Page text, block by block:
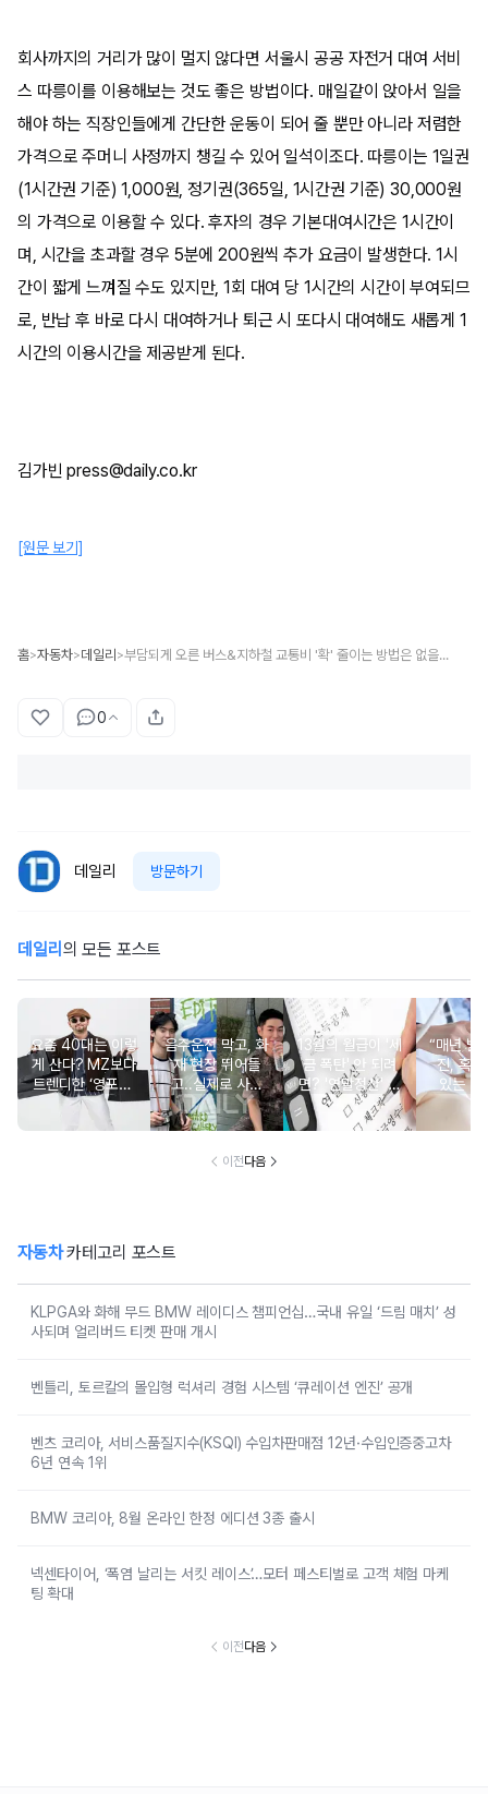
회사까지의 거리가 많이 멀지 않다면 서울시 공공 자전거 대여 서비
스 따릉이를 이용해보는 것도 좋은 방법이다. 매일같이 앉아서 일을
해야 하는 직장인들에게 간단한 운동이 되어 줄 뿐만 아니라 저렴한
가격으로 주머니 사정까지 챙길 수 있어 일석이조다. 따릉이는 1일권
(1시간권 기준) 1,000원, 정기권(365일, 1시간권 기준) 30,000원
의 가격으로 이용할 수 있다. 후자의 경우 기본대여시간은 1시간이
며, 시간을 초과할 경우 5분에 200원씩 추가 요금이 발생한다. 1시
간이 짧게 느껴질 수도 있지만, 1회 대여 당 1시간의 시간이 부여되므
로, 반납 후 바로 다시 대여하거나 퇴근 시 또다시 대여해도 새롭게 1
시간의 이용시간을 제공받게 된다.
김가빈 press@daily.co.kr
[원문 보기]
홈>자동차>데일리 > 부담되게 오른 버스&지하철 교통비 '확' 줄이는 방법은 없을까?
0
데일리 방문하기
데일리 의 모든 포스트
요즘 40대는 이렇
게 산다? MZ보다
트렌디한 ‘영포티’
분석
음주운전 막고, 화
재 현장 뛰어들
고..실제로 사람
구한 연예인 10
13월의 월급이 '세
금 폭탄' 안 되려
면? '연말정산' 핵
심 꿀팁 A to Z
“매년 받
진, 혹시
있는 건
요?”
이전다음
자동차카테고리 포스트
KLPGA와 화해 무드 BMW 레이디스 챔피언십…국내 유일 ‘드림 매치’ 성
사되며 얼리버드 티켓 판매 개시
벤틀리, 토르칼의 몰입형 럭셔리 경험 시스템 ‘큐레이션 엔진’ 공개
벤츠 코리아, 서비스품질지수(KSQI) 수입차판매점 12년·수입인증중고차
6년 연속 1위
BMW 코리아, 8월 온라인 한정 에디션 3종 출시
넥센타이어, ‘폭염 날리는 서킷 레이스’…모터 페스티벌로 고객 체험 마케
팅 확대
이전다음